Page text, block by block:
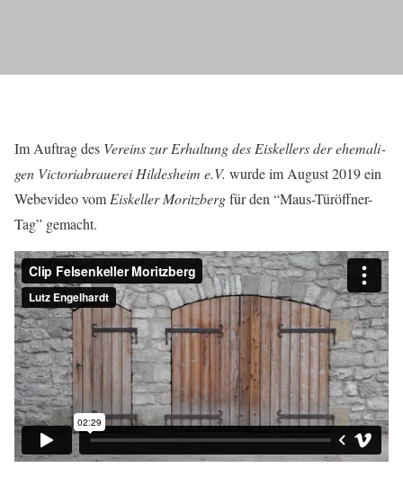
Im Auf­trag des Ver­eins zur Erhal­tung des Eis­kel­lers der ehe­ma­li­
gen Vic­to­ria­b­raue­rei Hil­des­heim e.V. wur­de im August 2019 ein
Webe­vi­deo vom Eis­kel­ler Moritz­bergfür den “Maus-Tür­öff­ner-
Tag” gemacht.